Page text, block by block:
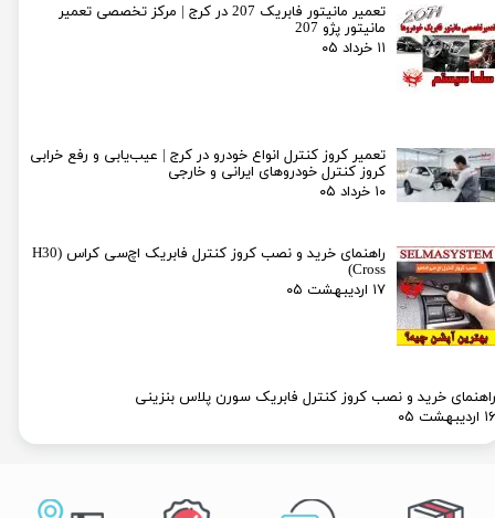
تعمیر مانیتور فابریک 207 در کرج | مرکز تخصصی تعمیر
مانیتور پژو 207
۱۱ خرداد ۰۵
تعمیر کروز کنترل انواع خودرو در کرج | عیب‌یابی و رفع خرابی
کروز کنترل خودروهای ایرانی و خارجی
۱۰ خرداد ۰۵
راهنمای خرید و نصب کروز کنترل فابریک اچ‌سی کراس (H30
Cross)
۱۷ اردیبهشت ۰۵
راهنمای خرید و نصب کروز کنترل فابریک سورن پلاس بنزینی
۱۶ اردیبهشت ۰۵